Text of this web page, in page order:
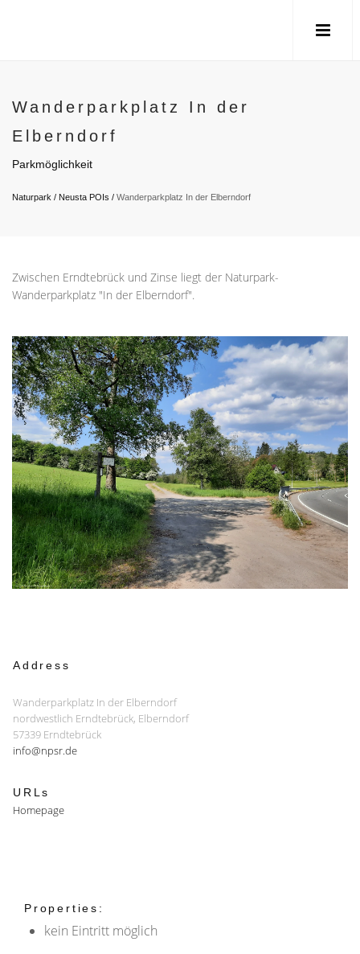
Wanderparkplatz In der
Elberndorf
Parkmöglichkeit
Naturpark / Neusta POIs / Wanderparkplatz In der Elberndorf
Zwischen Erndtebrück und Zinse liegt der Naturpark-
Wanderparkplatz "In der Elberndorf".
Address
Wanderparkplatz In der Elberndorf
nordwestlich Erndtebrück, Elberndorf
57339 Erndtebrück
info@npsr.de
URLs
Homepage
Properties:
kein Eintritt möglich